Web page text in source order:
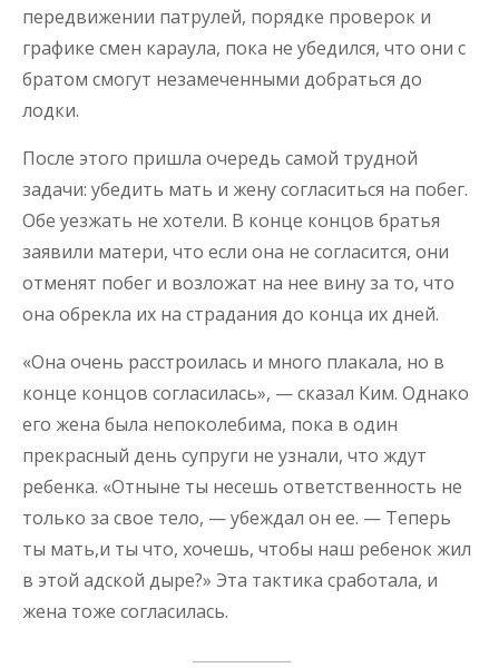
передвижении патрулей, порядке проверок и
графике смен караула, пока не убедился, что они с
братом смогут незамеченными добраться до
лодки.
После этого пришла очередь самой трудной
задачи: убедить мать и жену согласиться на побег.
Обе уезжать не хотели. В конце концов братья
заявили матери, что если она не согласится, они
отменят побег и возложат на нее вину за то, что
она обрекла их на страдания до конца их дней.
«Она очень расстроилась и много плакала, но в
конце концов согласилась», — сказал Ким. Однако
его жена была непоколебима, пока в один
прекрасный день супруги не узнали, что ждут
ребенка. «Отныне ты несешь ответственность не
только за свое тело, — убеждал он ее. — Теперь
ты мать,и ты что, хочешь, чтобы наш ребенок жил
в этой адской дыре?» Эта тактика сработала, и
жена тоже согласилась.